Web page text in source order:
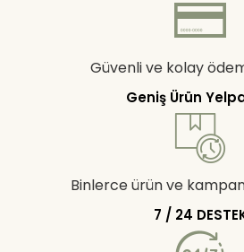
Güvenli ve kolay
Geniş Ürün
Binlerce ürün ve
7 / 24